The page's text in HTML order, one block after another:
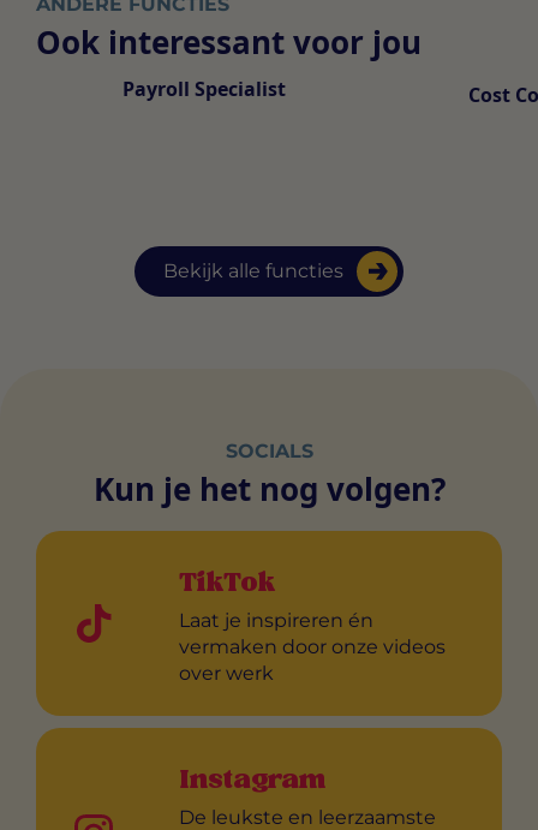
Ook interessant voor jou
Bekijk alle functies
Payroll Specialist Cost
SOCIALS
Kun je het nog volgen?
TikTok
Laat je inspireren én
vermaken door onze videos
over werk
Instagram
De leukste en leerzaamste